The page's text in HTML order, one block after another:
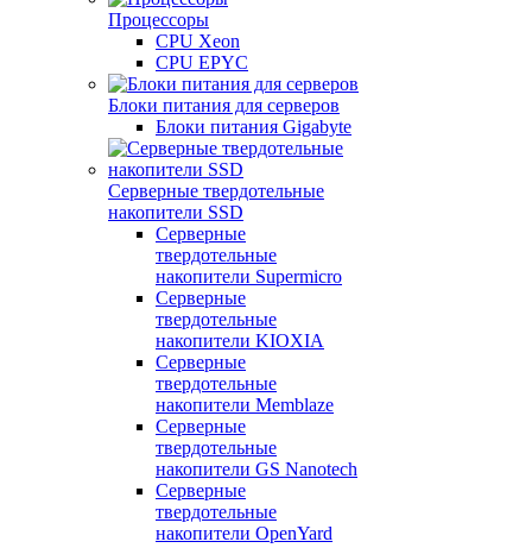
Процессоры
CPU Xeon
CPU EPYC
Блоки питания для серверов
Блоки питания Gigabyte
Серверные твердотельные
накопители SSD
Cерверные
твердотельные
накопители Supermicro
Cерверные
твердотельные
накопители KIOXIA
Cерверные
твердотельные
накопители Memblaze
Cерверные
твердотельные
накопители GS Nanotech
Серверные
твердотельные
накопители OpenYard